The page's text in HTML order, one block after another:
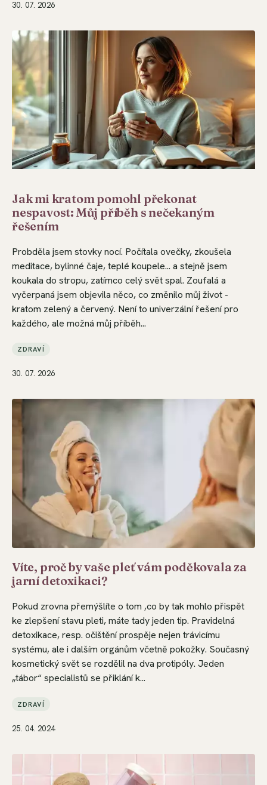
30. 07. 2026
Jak mi kratom pomohl překonat
nespavost: Můj příběh s nečekaným
řešením
Probděla jsem stovky nocí. Počítala ovečky, zkoušela
meditace, bylinné čaje, teplé koupele... a stejně jsem
koukala do stropu, zatímco celý svět spal. Zoufalá a
vyčerpaná jsem objevila něco, co změnilo můj život -
kratom zelený a červený. Není to univerzální řešení pro
každého, ale možná můj příběh...
ZDRAVÍ
30. 07. 2026
Víte, proč by vaše pleť vám poděkovala za
jarní detoxikaci?
Pokud zrovna přemýšlíte o tom ,co by tak mohlo přispět
ke zlepšení stavu pleti, máte tady jeden tip. Pravidelná
detoxikace, resp. očištění prospěje nejen trávicímu
systému, ale i dalším orgánům včetně pokožky. Současný
kosmetický svět se rozdělil na dva protipóly. Jeden
„tábor“ specialistů se přiklání k...
ZDRAVÍ
25. 04. 2024